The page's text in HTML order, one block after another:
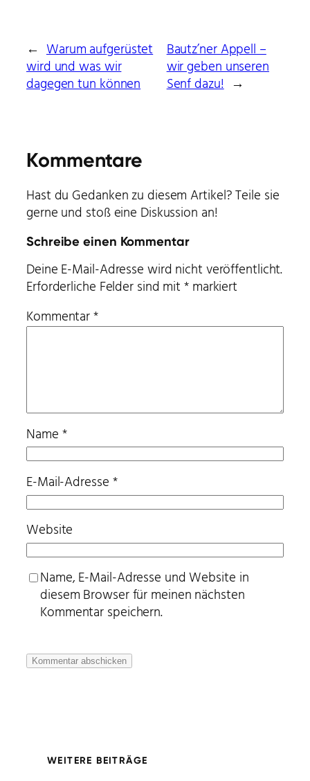
← Warum aufgerüstet
wird und was wir
dagegen tun können
Bautz’ner Appell –
wir geben unseren
Senf dazu! →
Kommentare
Hast du Gedanken zu diesem Artikel? Teile sie
gerne und stoß eine Diskussion an!
Schreibe einen Kommentar
Deine E-Mail-Adresse wird nicht veröffentlicht.
Erforderliche Felder sind mit *markiert
Kommentar*
Name *
E-Mail-Adresse *
Website
Name, E-Mail-Adresse und Website in
diesem Browser für meinen nächsten
Kommentar speichern.
WEITERE BEITRÄGE